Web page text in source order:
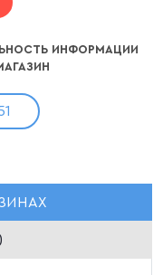
ИНФОРМАЦИИ